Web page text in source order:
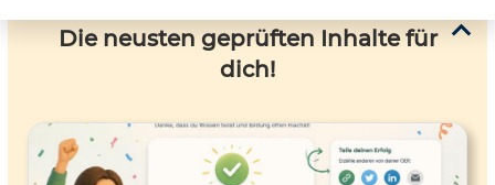
Die neusten geprüften Inhalte für
dich!